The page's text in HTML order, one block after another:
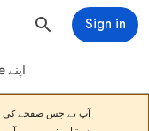
Sign in
اپنے Google اکاؤنٹ کو بہتر بنائیں
آپ نے جس صفحے کی